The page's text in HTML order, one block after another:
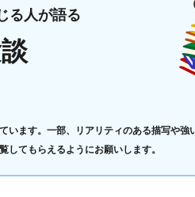
る人が語る
ます。一部、リアリティのある描写や強
てもらえるようにお願いします。